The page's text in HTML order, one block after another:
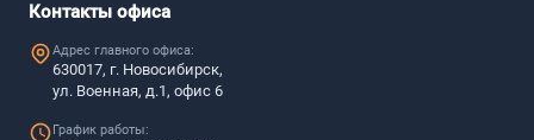
Контакты офиса
Адрес главного офиса:
630017, г. Новосибирск,
ул. Военная, д.1, офис 6
График работы: